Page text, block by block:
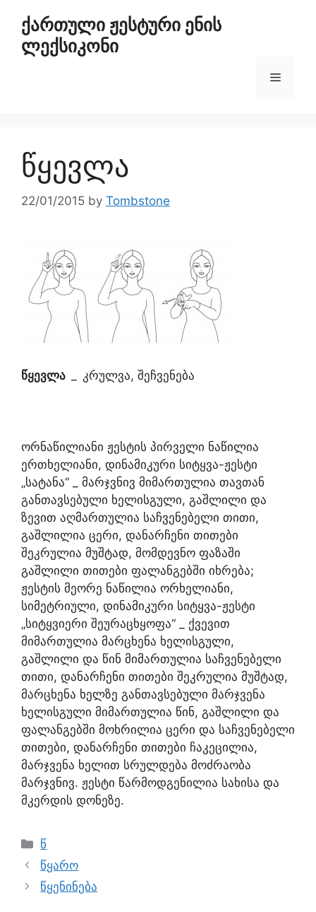
ქართული ჟესტური ენის
ლექსიკონი
წყევლა
22/01/2015 by Tombstone
წყევლა კრულვა, შეჩვენება
ორნაწილიანი ჟესტის პირველი ნაწილია
ერთხელიანი, დინამიკური სიტყვა-ჟესტი
„სატანა“ _ მარჯვნივ მიმართულია თავთან
განთავსებული ხელისგული, გაშლილი და
ზევით აღმართულია საჩვენებელი თითი,
გაშლილია ცერი, დანარჩენი თითები
შეკრულია მუშტად, მომდევნო ფაზაში
გაშლილი თითები ფალანგებში იხრება;
ჟესტის მეორე ნაწილია ორხელიანი,
სიმეტრიული, დინამიკური სიტყვა-ჟესტი
„სიტყვიერი შეურაცხყოფა“ _ ქვევით
მიმართულია მარცხენა ხელისგული,
გაშლილი და წინ მიმართულია საჩვენებელი
თითი, დანარჩენი თითები შეკრულია მუშტად,
მარცხენა ხელზე განთავსებული მარჯვენა
ხელისგული მიმართულია წინ, გაშლილი და
ფალანგებში მოხრილია ცერი და საჩვენებელი
თითები, დანარჩენი თითები ჩაკეცილია,
მარჯვენა ხელით სრულდება მოძრაობა
მარჯვნივ. ჟესტი წარმოდგენილია სახისა და
მკერდის დონეზე.
წ
წყარო
წყენინება